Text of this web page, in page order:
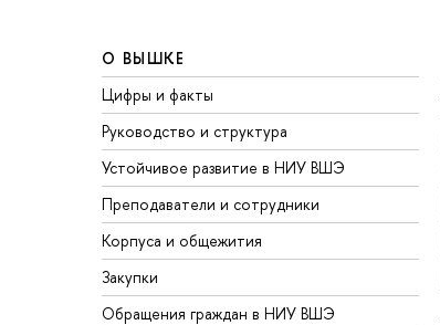
О ВЫШКЕ
Цифры и факты
Руководство и структура
Устойчивое развитие в НИУ ВШЭ
Преподаватели и сотрудники
Корпуса и общежития
Закупки
Обращения граждан в НИУ ВШЭ